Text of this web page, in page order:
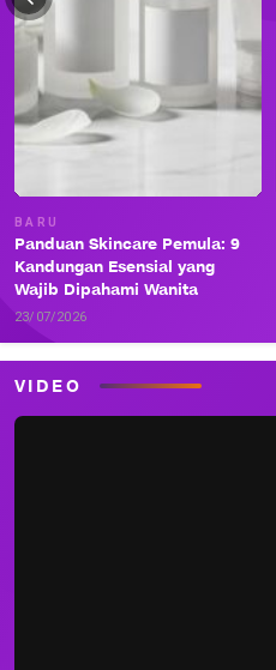
BARU
Panduan Skincare Pemula: 9
Kandungan Esensial yang
Wajib Dipahami Wanita
23/07/2026
VIDEO